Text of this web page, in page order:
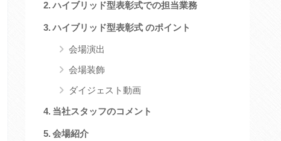
ハイブリッド型表彰式での担当業務
ハイブリッド型表彰式 のポイント
会場演出
会場装飾
ダイジェスト動画
当社スタッフのコメント
会場紹介